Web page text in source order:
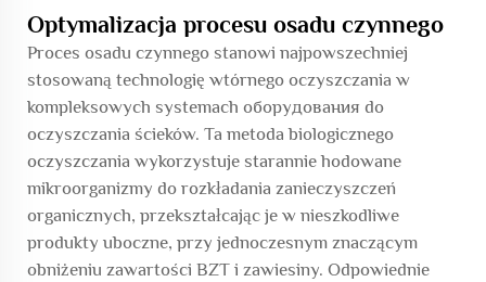
Optymalizacja procesu osadu czynnego
Proces osadu czynnego stanowi najpowszechniej
stosowaną technologię wtórnego oczyszczania w
kompleksowych systemach оборудования do
oczyszczania ścieków. Ta metoda biologicznego
oczyszczania wykorzystuje starannie hodowane
mikroorganizmy do rozkładania zanieczyszczeń
organicznych, przekształcając je w nieszkodliwe
produkty uboczne, przy jednoczesnym znaczącym
obniżeniu zawartości BZT i zawiesiny. Odpowiednie